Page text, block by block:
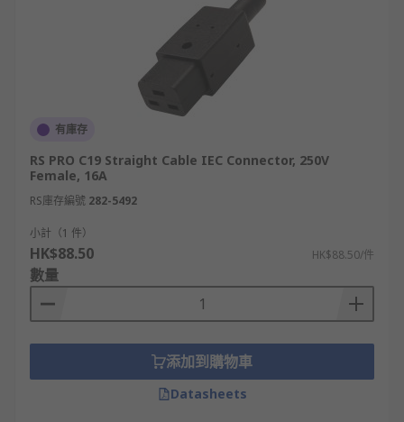
有庫存
RS PRO C19 Straight Cable IEC Connector, 250V
Female, 16A
RS庫存編號 282-5492
小計（1 件）
HK$88.50 HK$88.50/件
數量
添加到購物車
Datasheets